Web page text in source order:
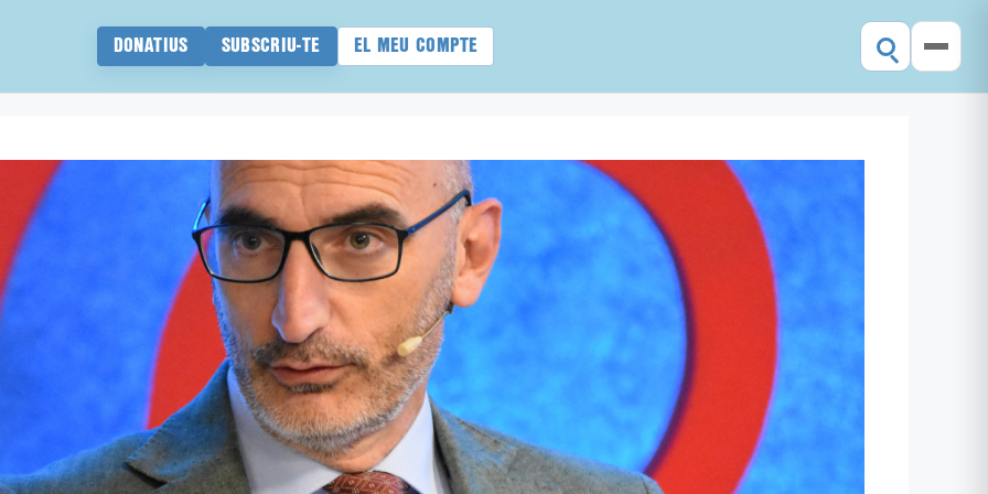
DONATIUS SUBSCRIU-TE EL MEU COMPTE